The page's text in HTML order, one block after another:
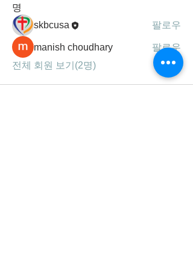
명
skbcusa
팔로우
manish choudhary
팔로우
전체 회원 보기(2명)